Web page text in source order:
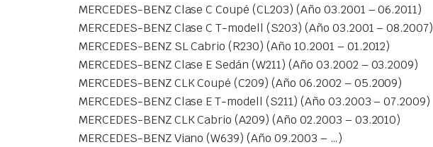
MERCEDES-BENZ Clase C Coupé (CL203) (Año 03.2001 – 06.2011)
MERCEDES-BENZ Clase C T-modell (S203) (Año 03.2001 – 08.2007)
MERCEDES-BENZ SL Cabrio (R230) (Año 10.2001 – 01.2012)
MERCEDES-BENZ Clase E Sedán (W211) (Año 03.2002 – 03.2009)
MERCEDES-BENZ CLK Coupé (C209) (Año 06.2002 – 05.2009)
MERCEDES-BENZ Clase E T-modell (S211) (Año 03.2003 – 07.2009)
MERCEDES-BENZ CLK Cabrio (A209) (Año 02.2003 – 03.2010)
MERCEDES-BENZ Viano (W639) (Año 09.2003 – …)